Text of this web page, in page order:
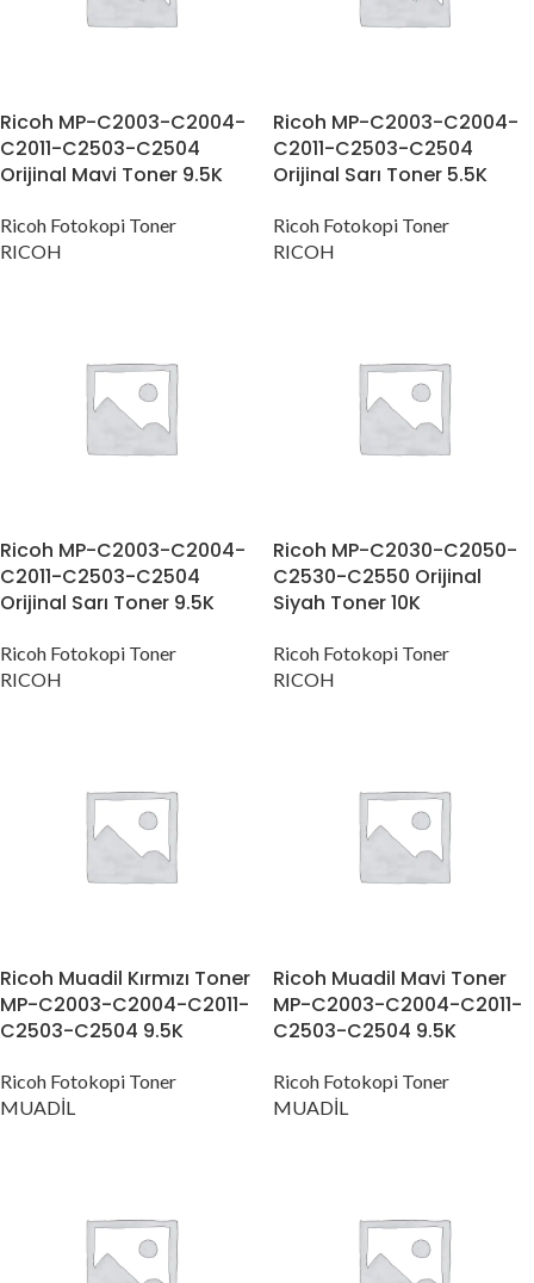
Ricoh MP-C2003-C2004-
C2011-C2503-C2504
Orijinal Mavi Toner 9.5K
Ricoh Fotokopi Toner
RICOH
Ricoh MP-C2003-C2004-
C2011-C2503-C2504
Orijinal Sarı Toner 5.5K
Ricoh Fotokopi Toner
RICOH
Ricoh MP-C2003-C2004-
C2011-C2503-C2504
Orijinal Sarı Toner 9.5K
Ricoh Fotokopi Toner
RICOH
Ricoh MP-C2030-C2050-
C2530-C2550 Orijinal
Siyah Toner 10K
Ricoh Fotokopi Toner
RICOH
Ricoh Muadil Kırmızı Toner
MP-C2003-C2004-C2011-
C2503-C2504 9.5K
Ricoh Fotokopi Toner
MUADİL
Ricoh Muadil Mavi Toner
MP-C2003-C2004-C2011-
C2503-C2504 9.5K
Ricoh Fotokopi Toner
MUADİL